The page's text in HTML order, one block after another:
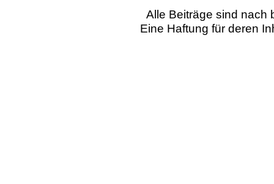
Alle Beiträge sind nach
Eine Haftung für deren